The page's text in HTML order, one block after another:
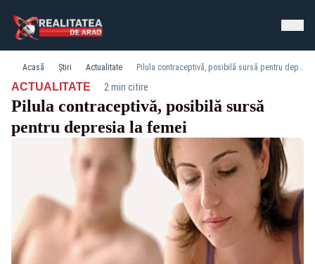
Acasă Știri Actualitate Pilula contraceptivă, posibilă sursă pentru depresia la femei
ACTUALITATE· 2 min citire
Pilula contraceptivă, posibilă sursă
pentru depresia la femei